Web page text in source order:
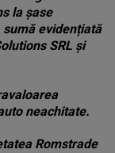
la șase
evidențiată
SRL și
neachitate.
Romstrade